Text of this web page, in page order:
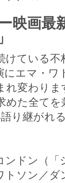
映画最
けている
にエマ・
れ変わり
めた全て
り継がれ
ドン（「
トソン／